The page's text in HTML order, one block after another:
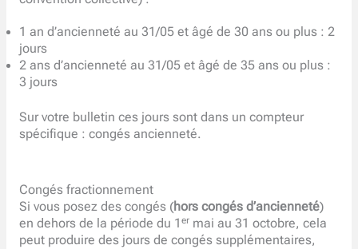
1 an d’ancienneté au 31/05 et âgé de 30 ans ou plus : 2
jours
2 ans d’ancienneté au 31/05 et âgé de 35 ans ou plus :
3 jours
Sur votre bulletin ces jours sont dans un compteur
spécifique : congés ancienneté.
Congés fractionnement
Si vous posez des congés (hors congés d’ancienneté)
en dehors de la période du 1 ermai au 31 octobre, cela
peut produire des jours de congés supplémentaires,